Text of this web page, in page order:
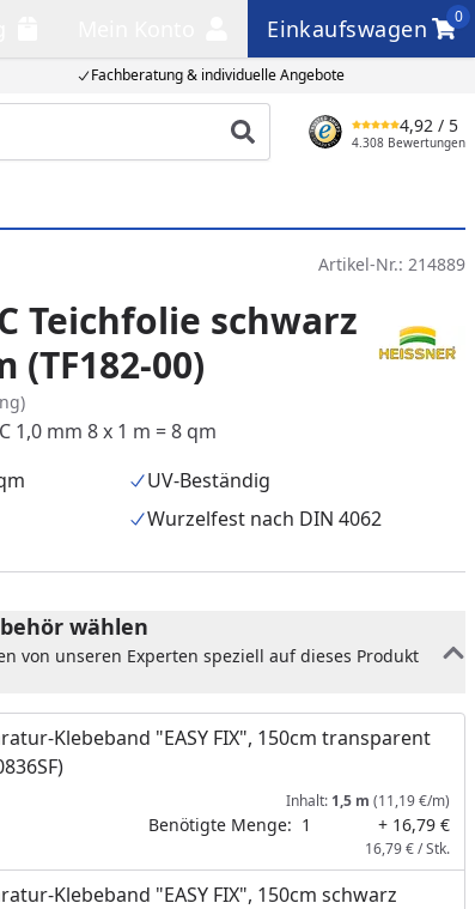
Fachberatung & individuelle Angebote
Einkaufswagen
0
Einkaufswagen
Produkt suchen
4,92 / 5
4.308 Bewertungen
Artikel-Nr.: 214889
Teichfolie schwarz
(TF182-00)
1,0 mm 8 x 1 m = 8 qm
UV-Beständig
Wurzelfest nach DIN 4062
wählen
von unseren Experten speziell auf dieses Produkt
Klebeband "EASY FIX", 150cm transparent
Inhalt: 1,5 m (11,19 €/m)
Benötigte Menge: 1 + 16,79 €
16,79 € / Stk.
Klebeband "EASY FIX", 150cm schwarz